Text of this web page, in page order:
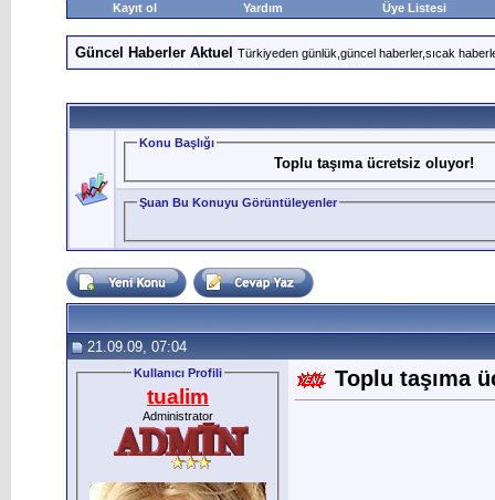
Kayıt ol Yardım Üye Listesi
Güncel Haberler Aktuel Türkiyeden günlük,güncel haberler,sıcak
Konu Başlığı
Toplu taşıma ücretsiz oluyor!
Şuan Bu Konuyu Görüntüleyenler
21.09.09, 07:04
Kullanıcı Profili
tualim
Administrator
Toplu taşıma